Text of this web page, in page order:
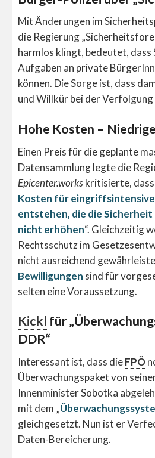
Mit Änderungen im
die Regierung
harmlos klingt, bedeutet, dass
Aufgaben an private
können. Die Sorge ist, dass
und Willkür bei der
Hohe Kosten –
Einen Preis für die geplante
Datensammlung legte die
Epicenter.workskritisierte, dass
Kosten für eingriffsintensive
entstehen, die die
nicht erhöhen“. Gleichzeitig
Rechtsschutz im
nicht ausreichend
Bewilligungen sind für
selten eine Voraussetzung.
Kickl für
DDR“
Interessant ist, dass dieFPÖ
Überwachungspaket von
Innenminister Sobotka
mit dem „
gleichgesetzt. Nun ist er
Daten-Bereicherung.